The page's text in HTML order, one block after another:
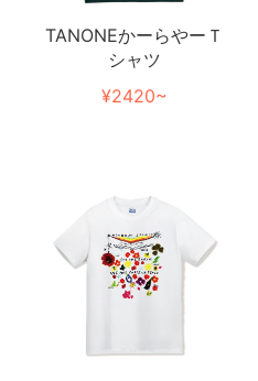
TANONEかーらやーＴ
シャツ
¥2420~